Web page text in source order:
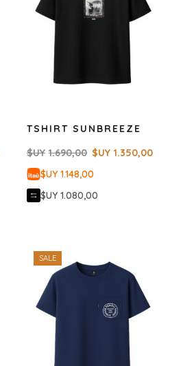
TSHIRT SUNBREEZE
$UY 1.690,00 $UY 1.350,00
$UY 1.148,00
$UY 1.080,00
SALE